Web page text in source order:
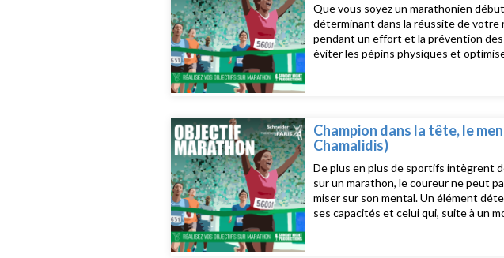
Que vous soyez un marathonien
déterminant dans la réussite de votre
pendant un effort et la prévention
éviter les pépins physiques et
Champion dans la tête, le
Chamalidis)
De plus en plus de sportifs intègrent
sur un marathon, le coureur ne peut
miser sur son mental. Un élément
ses capacités et celui qui, suite à un